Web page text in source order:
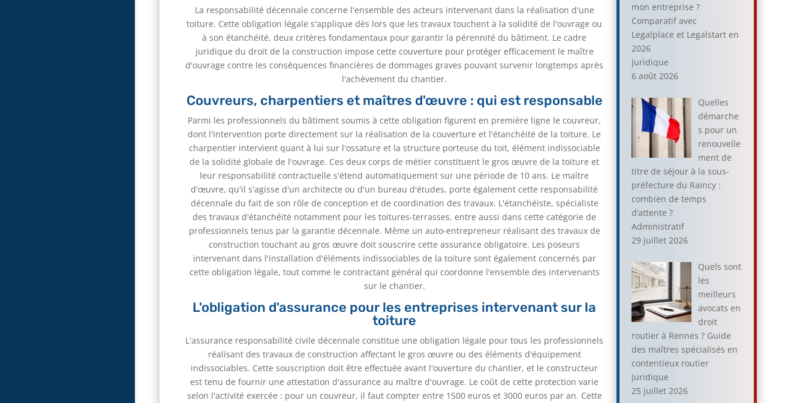
La responsabilité décennale concerne l'ensemble des acteurs intervenant dans la réalisation d'une
toiture. Cette obligation légale s'applique dès lors que les travaux touchent à la solidité de l'ouvrage ou
à son étanchéité, deux critères fondamentaux pour garantir la pérennité du bâtiment. Le cadre
juridique du droit de la construction impose cette couverture pour protéger efficacement le maître
d'ouvrage contre les conséquences financières de dommages graves pouvant survenir longtemps après
l'achèvement du chantier.
Couvreurs, charpentiers et maîtres d'œuvre : qui est responsable
Parmi les professionnels du bâtiment soumis à cette obligation figurent en première ligne le couvreur,
dont l'intervention porte directement sur la réalisation de la couverture et l'étanchéité de la toiture. Le
charpentier intervient quant à lui sur l'ossature et la structure porteuse du toit, élément indissociable
de la solidité globale de l'ouvrage. Ces deux corps de métier constituent le gros œuvre de la toiture et
leur responsabilité contractuelle s'étend automatiquement sur une période de 10 ans. Le maître
d'œuvre, qu'il s'agisse d'un architecte ou d'un bureau d'études, porte également cette responsabilité
décennale du fait de son rôle de conception et de coordination des travaux. L'étanchéiste, spécialiste
des travaux d'étanchéité notamment pour les toitures-terrasses, entre aussi dans cette catégorie de
professionnels tenus par la garantie décennale. Même un auto-entrepreneur réalisant des travaux de
construction touchant au gros œuvre doit souscrire cette assurance obligatoire. Les poseurs
intervenant dans l'installation d'éléments indissociables de la toiture sont également concernés par
cette obligation légale, tout comme le contractant général qui coordonne l'ensemble des intervenants
sur le chantier.
L'obligation d'assurance pour les entreprises intervenant sur la
toiture
L'assurance responsabilité civile décennale constitue une obligation légale pour tous les professionnels
réalisant des travaux de construction affectant le gros œuvre ou des éléments d'équipement
indissociables. Cette souscription doit être effectuée avant l'ouverture du chantier, et le constructeur
est tenu de fournir une attestation d'assurance au maître d'ouvrage. Le coût de cette protection varie
selon l'activité exercée : pour un couvreur, il faut compter entre 1500 euros et 3000 euros par an. Cette
mon entreprise ?
Comparatif avec
Legalplace et Legalstart en
2026
Juridique
6 août 2026
Quelles
démarche
s pour un
renouvelle
ment de
titre de séjour à la sous-
préfecture du Raincy :
combien de temps
d’attente ?
Administratif
29 juillet 2026
Quels sont
les
meilleurs
avocats en
droit
routier à Rennes ? Guide
des maîtres spécialisés en
contentieux routier
Juridique
25 juillet 2026